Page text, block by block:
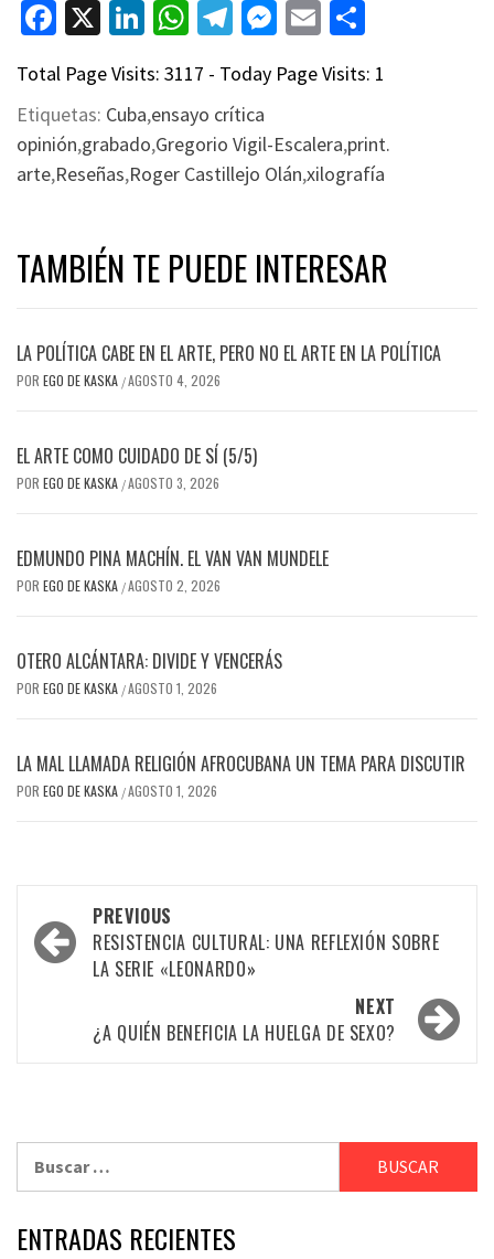
Facebook
X LinkedIn
WhatsApp
Telegram
Messenger
Email
Total Page Visits: 3117 - Today Page Visits: 1
Etiquetas: Cuba,ensayo crítica
opinión,grabado,Gregorio Vigil-Escalera,print.
arte,Reseñas,Roger Castillejo Olán,xilografía
TAMBIÉN TE PUEDE INTERESAR
LA POLÍTICA CABE EN EL ARTE, PERO NO EL ARTE EN LA POLÍTICA
POR EGO DE KASKA /AGOSTO 4, 2026
EL ARTE COMO CUIDADO DE SÍ (5/5)
POR EGO DE KASKA /AGOSTO 3, 2026
EDMUNDO PINA MACHÍN. EL VAN VAN MUNDELE
POR EGO DE KASKA /AGOSTO 2, 2026
OTERO ALCÁNTARA: DIVIDE Y VENCERÁS
POR EGO DE KASKA /AGOSTO 1, 2026
LA MAL LLAMADA RELIGIÓN AFROCUBANA UN TEMA PARA DISCUTIR
POR EGO DE KASKA /AGOSTO 1, 2026
Post
navigation
PREVIOUS
RESISTENCIA CULTURAL: UNA REFLEXIÓN SOBRE
LA SERIE «LEONARDO»
NEXT
¿A QUIÉN BENEFICIA LA HUELGA DE SEXO?
ENTRADAS RECIENTES